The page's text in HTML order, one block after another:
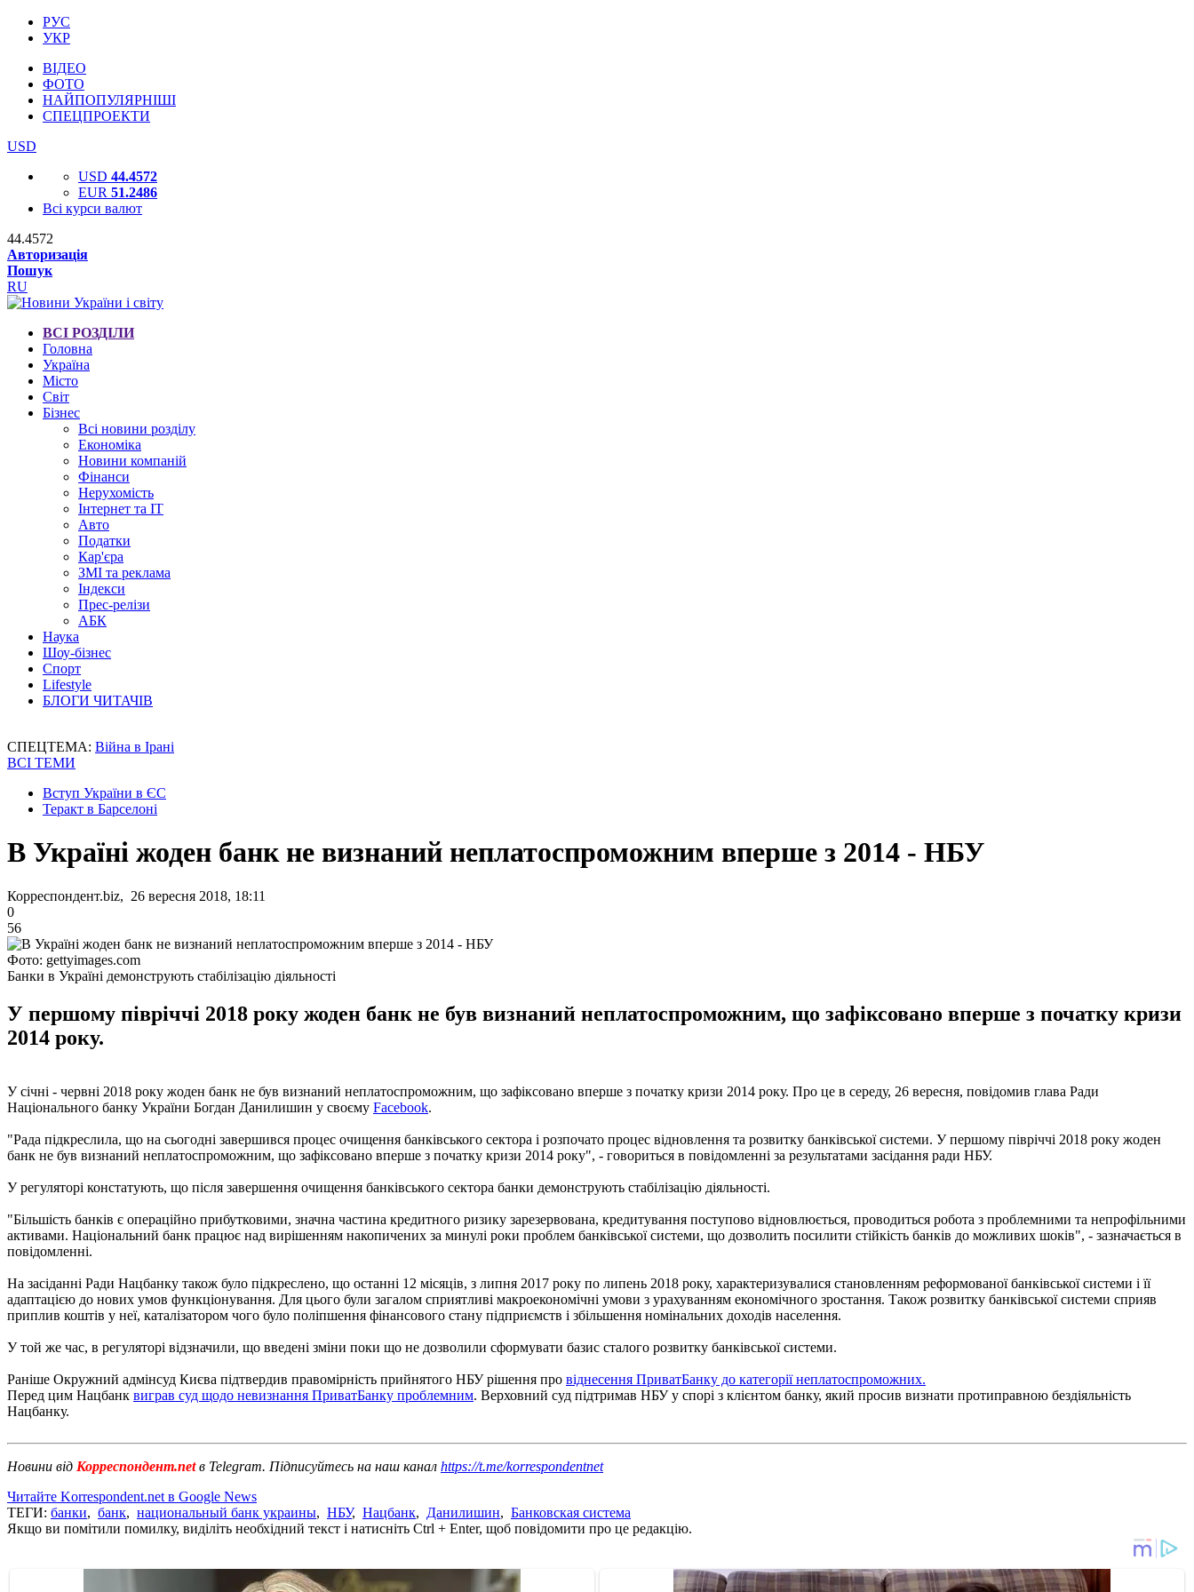
РУС
УКР
ВІДЕО
ФОТО
НАЙПОПУЛЯРНІШІ
СПЕЦПРОЕКТИ
USD
USD 44.4572
EUR 51.2486
Всі курси валют
44.4572
Авторизація
Пошук
RU
ВСІ РОЗДІЛИ
Головна
Україна
Місто
Світ
Бізнес
Всі новини розділу
Економіка
Новини компаній
Фінанси
Нерухомість
Інтернет та IT
Авто
Податки
Кар'єра
ЗМІ та реклама
Індекси
Прес-релізи
АБК
Наука
Шоу-бізнес
Спорт
Lifestyle
БЛОГИ ЧИТАЧІВ
СПЕЦТЕМА: Війна в Ірані
ВСІ ТЕМИ
Вступ України в ЄС
Теракт в Барселоні
В Україні жоден банк не визнаний неплатоспроможним вперше з 2014 - НБУ
Корреспондент.biz, 26 вересня 2018, 18:11
0
56
Фото: gettyimages.com
Банки в Україні демонструють стабілізацію діяльності
У першому півріччі 2018 року жоден банк не був визнаний неплатоспроможним, що зафіксовано вперше з початку кризи
2014 року.
У січні - червні 2018 року жоден банк не був визнаний неплатоспроможним, що зафіксовано вперше з початку кризи 2014 року. Про це в середу, 26 вересня, повідомив глава Ради
Національного банку України Богдан Данилишин у своєму Facebook.
"Рада підкреслила, що на сьогодні завершився процес очищення банківського сектора і розпочато процес відновлення та розвитку банківської системи. У першому півріччі 2018 року жоден
банк не був визнаний неплатоспроможним, що зафіксовано вперше з початку кризи 2014 року", - говориться в повідомленні за результатами засідання ради НБУ.
У регуляторі констатують, що після завершення очищення банківського сектора банки демонструють стабілізацію діяльності.
"Більшість банків є операційно прибутковими, значна частина кредитного ризику зарезервована, кредитування поступово відновлюється, проводиться робота з проблемними та непрофільними
активами. Національний банк працює над вирішенням накопичених за минулі роки проблем банківської системи, що дозволить посилити стійкість банків до можливих шоків", - зазначається в
повідомленні.
На засіданні Ради Нацбанку також було підкреслено, що останні 12 місяців, з липня 2017 року по липень 2018 року, характеризувалися становленням реформованої банківської системи і її
адаптацією до нових умов функціонування. Для цього були загалом сприятливі макроекономічні умови з урахуванням економічного зростання. Також розвитку банківської системи сприяв
приплив коштів у неї, каталізатором чого було поліпшення фінансового стану підприємств і збільшення номінальних доходів населення.
У той же час, в регуляторі відзначили, що введені зміни поки що не дозволили сформувати базис сталого розвитку банківської системи.
Раніше Окружний адмінсуд Києва підтвердив правомірність прийнятого НБУ рішення про віднесення ПриватБанку до категорії неплатоспроможних.
Перед цим Нацбанк виграв суд щодо невизнання ПриватБанку проблемним. Верховний суд підтримав НБУ у спорі з клієнтом банку, який просив визнати протиправною бездіяльність
Нацбанку.
Новини від Корреспондент.netв Telegram. Підписуйтесь на наш канал https://t.me/korrespondentnet
Читайте Korrespondent.net в Google News
ТЕГИ: банки, банк, национальный банк украины, НБУ, Нацбанк, Данилишин, Банковская система
Якщо ви помітили помилку, виділіть необхідний текст і натисніть Ctrl + Enter, щоб повідомити про це редакцію.